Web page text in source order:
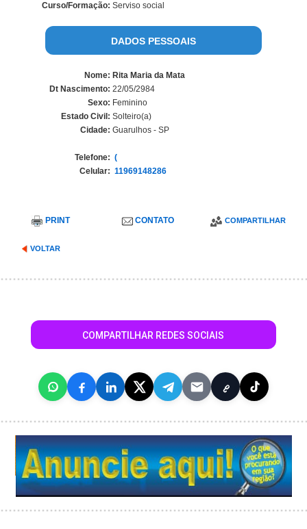
Curso/Formação: Serviso social
DADOS PESSOAIS
Nome: Rita Maria da Mata
Dt Nascimento: 22/05/2984
Sexo: Feminino
Estado Civil: Solteiro(a)
Cidade: Guarulhos - SP
Telefone: (
Celular: 11969148286
PRINT CONTATO COMPARTILHAR
VOLTAR
COMPARTILHAR REDES SOCIAIS